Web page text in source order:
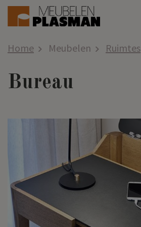
Home Meubelen Ruimtes
Bureau